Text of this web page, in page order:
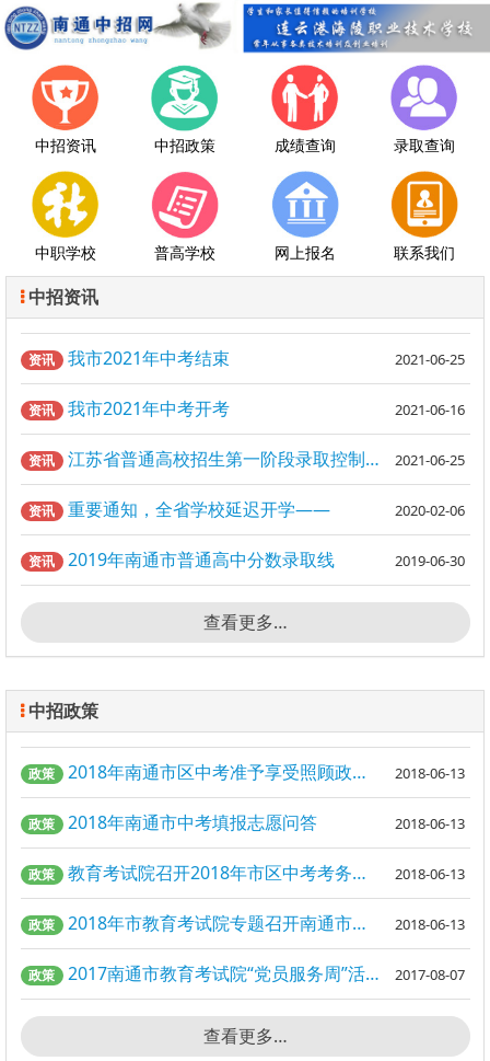
中招资讯 中招政策 成绩查询 录取查询
中职学校 普高学校 网上报名 联系我们
中招资讯
资讯 我市2021年中考结束 2021-06-25
资讯 我市2021年中考开考 2021-06-16
资讯 江苏省普通高校招生第一阶段录取控制分数线出炉！ 2021-06-25
资讯 重要通知，全省学校延迟开学—— 2020-02-06
资讯 2019年南通市普通高中分数录取线 2019-06-30
查看更多…
中招政策
政策 2018年南通市区中考准予享受照顾政策考生名单公示 2018-06-13
政策 2018年南通市中考填报志愿问答 2018-06-13
政策 教育考试院召开2018年市区中考考务工作会议 2018-06-13
政策 2018年市教育考试院专题召开南通市中招志愿填报工作会议 2018-06-13
政策 2017南通市教育考试院“党员服务周”活动启动 2017-08-07
查看更多…